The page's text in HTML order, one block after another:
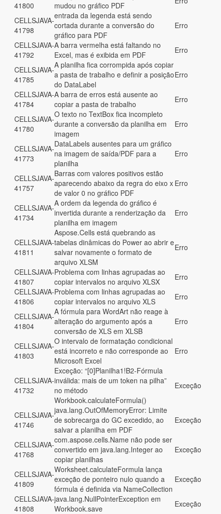
41800
mudou no gráfico PDF
CELLSJAVA-
41798
entrada da legenda está sendo
cortada durante a conversão do
gráfico para PDF
Erro
CELLSJAVA-
41792
A barra vermelha está faltando no
Excel, mas é exibida em PDF
Erro
CELLSJAVA-
41785
A planilha fica corrompida após copiar
a pasta de trabalho e definir a posição
do DataLabel
Erro
CELLSJAVA-
41784
A barra de erros está ausente ao
copiar a pasta de trabalho
Erro
CELLSJAVA-
41780
O texto no TextBox fica incompleto
durante a conversão da planilha em
imagem
Erro
CELLSJAVA-
41773
DataLabels ausentes para um gráfico
na imagem de saída/PDF para a
planilha
Erro
CELLSJAVA-
41757
Barras com valores positivos estão
aparecendo abaixo da regra do eixo x
de valor 0 no gráfico PDF
Erro
CELLSJAVA-
41734
A ordem da legenda do gráfico é
invertida durante a renderização da
planilha em imagem
Erro
CELLSJAVA-
41811
Aspose.Cells está quebrando as
tabelas dinâmicas do Power ao abrir e
salvar novamente o formato de
arquivo XLSM
Erro
CELLSJAVA-
41807
Problema com linhas agrupadas ao
copiar intervalos no arquivo XLSX
Erro
CELLSJAVA-
41806
Problema com linhas agrupadas ao
copiar intervalos no arquivo XLS
Erro
CELLSJAVA-
41804
A fórmula para WordArt não reage à
alteração do argumento após a
conversão de XLS em XLSB
Erro
CELLSJAVA-
41803
O intervalo de formatação condicional
está incorreto e não corresponde ao
Microsoft Excel
Erro
CELLSJAVA-
41732
Exceção: “[0]Planilha1!B2-Fórmula
inválida: mais de um token na pilha”
no método
Workbook.calculateFormula()
Exceção
CELLSJAVA-
41746
java.lang.OutOfMemoryError: Limite
de sobrecarga do GC excedido, ao
salvar a planilha em PDF
Exceção
CELLSJAVA-
41768
com.aspose.cells.Name não pode ser
convertido em java.lang.Integer ao
copiar planilhas
Exceção
CELLSJAVA-
41809
Worksheet.calculateFormula lança
exceção de ponteiro nulo quando a
fórmula é definida via NameCollection
Exceção
CELLSJAVA-
41808
java.lang.NullPointerException em
Workbook.save
Exceção